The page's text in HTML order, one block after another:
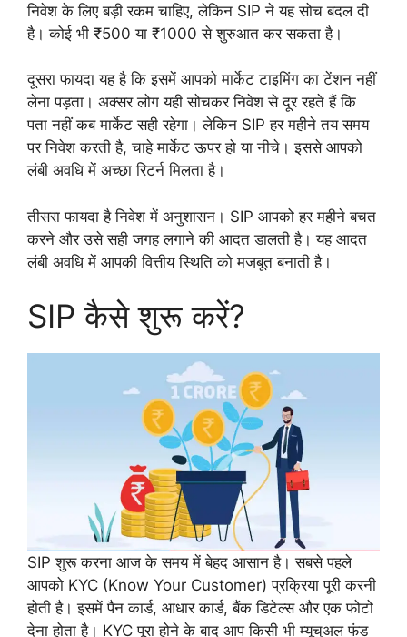
निवेश के लिए बड़ी रकम चाहिए, लेकिन SIP ने यह सोच बदल दी
है। कोई भी ₹500 या ₹1000 से शुरुआत कर सकता है।
दूसरा फायदा यह है कि इसमें आपको मार्केट टाइमिंग का टेंशन नहीं
लेना पड़ता। अक्सर लोग यही सोचकर निवेश से दूर रहते हैं कि
पता नहीं कब मार्केट सही रहेगा। लेकिन SIP हर महीने तय समय
पर निवेश करती है, चाहे मार्केट ऊपर हो या नीचे। इससे आपको
लंबी अवधि में अच्छा रिटर्न मिलता है।
तीसरा फायदा है निवेश में अनुशासन। SIP आपको हर महीने बचत
करने और उसे सही जगह लगाने की आदत डालती है। यह आदत
लंबी अवधि में आपकी वित्तीय स्थिति को मजबूत बनाती है।
SIP कैसे शुरू करें?
SIP शुरू करना आज के समय में बेहद आसान है। सबसे पहले
आपको KYC (Know Your Customer) प्रक्रिया पूरी करनी
होती है। इसमें पैन कार्ड, आधार कार्ड, बैंक डिटेल्स और एक फोटो
देना होता है। KYC पूरा होने के बाद आप किसी भी म्यूचुअल फंड